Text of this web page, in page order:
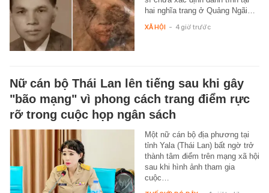
hai nghĩa trang ở Quảng Ngãi…
XÃ HỘI - 4 giờ trước
Nữ cán bộ Thái Lan lên tiếng sau khi gây
"bão mạng" vì phong cách trang điểm rực
rỡ trong cuộc họp ngân sách
Một nữ cán bộ địa phương tại
tỉnh Yala (Thái Lan) bất ngờ trở
thành tâm điểm trên mạng xã hội
sau khi hình ảnh tham gia
cuộc…